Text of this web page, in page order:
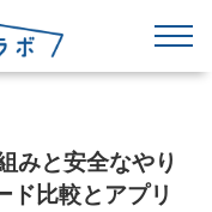
みと安全なやり
ド比較とアプリ